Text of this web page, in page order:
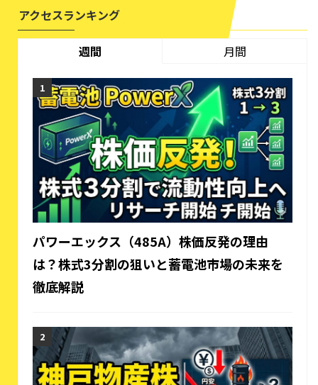
アクセスランキング
週間 月間
パワーエックス（485A）株価反発の理由
は？株式3分割の狙いと蓄電池市場の未来を
徹底解説